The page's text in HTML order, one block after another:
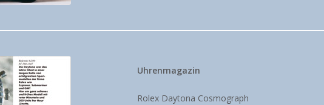
Uhrenmagazin
Rolex Daytona Cosmograph